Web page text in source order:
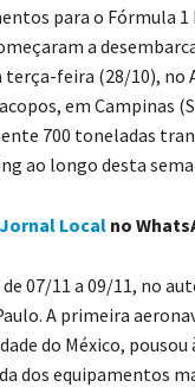
para o Fórmula 1
a
terça-feira (28/10), no
em Campinas
700 toneladas
ao longo desta
Jornal Local no
07/11 a 09/11, no
A primeira
do México, pousou
dos equipamentos